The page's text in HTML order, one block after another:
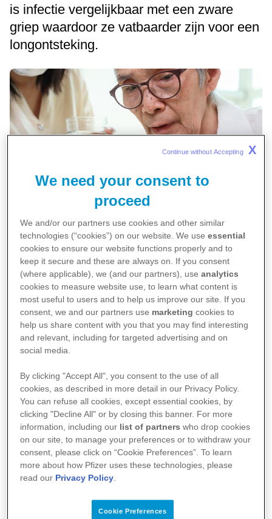
is infectie vergelijkbaar met een zware
griep waardoor ze vatbaarder zijn voor een
longontsteking.
De kans is groot dat je nauwelijks hinder ondervindt van
het RS-virus. En er met een neusverkoudheid vanaf komt.
Dat geldt in principe voor alle gezonde oudere kinderen en
volwassenen.
Maar baby’s, jonge kinderen, volwassenen die ziek zijn en
60-plussers kunnen ernstige ademhalingsproblemen
Daarnaast wordt er rekening gehouden met bepaalde
groepen kinderen dienog meerrisico lopen, zoals:
te vroeg geboren kinderen;
kinderen (< 2 jaar) met bepaalde ziektes (zoals een
hartkwaal of longziekte);
kinderen (< 2 jaar) met het syndroom van Down;
kinderen met een verzwakte afweer.
We need your consent to
proceed
We and/or our partners use cookies and other similar
technologies (“cookies”) on our website. We useessential
cookies to ensure our website functions properly and to
keep it secure and these are always on. If you consent
(where applicable), we (and our partners), useanalytics
cookies to measure website use, to learn what content is
most useful to users and to help us improve our site. If you
consent, we and our partners use marketing cookies to
help us share content with you that you may find interesting
and relevant, including for targeted advertising and on
social media.
By clicking "Accept All", you consent to the use of all
cookies, as described in more detail in our Privacy Policy.
You can refuse all cookies, except essential cookies, by
clicking "Decline All" or by closing this banner. For more
information, including our list of partners who drop cookies
on our site, to manage your preferences or to withdraw your
consent, please click on “Cookie Preferences”. To learn
more about how Pfizer uses these technologies, please
read our Privacy Policy.
Cookie Preferences
Continue without Accepting X